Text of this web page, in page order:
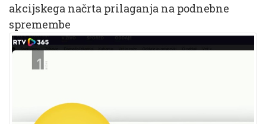
akcijskega načrta prilaganja na podnebne
spremembe